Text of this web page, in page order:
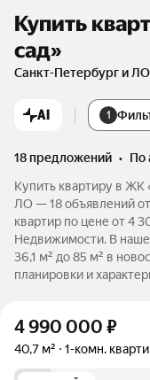
Купить
сад»
Санкт-Петербург и ЛО
AI 1
18 предложений •
Купить квартиру в ЖК
ЛО — 18 объявлений
квартир по цене от 4
Недвижимости. В
36,1 м² до 85 м² в
планировки и
4 990 000 ₽
40,7 м² 1-комн.